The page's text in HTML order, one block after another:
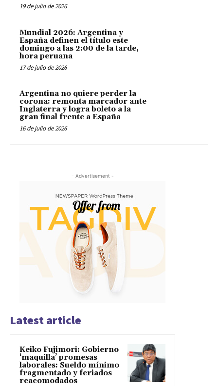
19 de julio de 2026
Mundial 2026: Argentina y
España definen el título este
domingo a las 2:00 de la tarde,
hora peruana
17 de julio de 2026
Argentina no quiere perder la
corona: remonta marcador ante
Inglaterra y logra boleto a la
gran final frente a España
16 de julio de 2026
- Advertisement -
Latest article
Keiko Fujimori: Gobierno
‘maquilla’ promesas
laborales: Sueldo mínimo
fragmentado y feriados
reacomodados